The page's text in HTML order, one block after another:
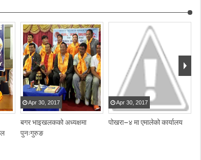
बगर भाइखलकको अध्यक्षमा
पुनःगुरुङ
Apr 30 2017
पोखरा–४ मा एमालेको कार्यालय
Apr 30 2017